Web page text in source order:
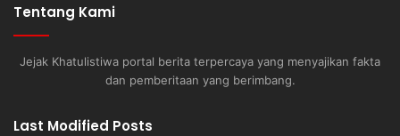
Tentang Kami
Jejak Khatulistiwa portal berita terpercaya yang menyajikan fakta
dan pemberitaan yang berimbang.
Last Modified Posts